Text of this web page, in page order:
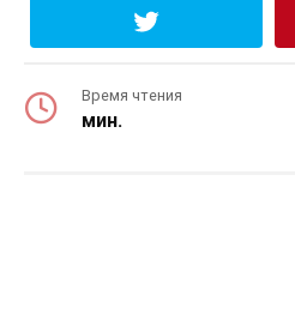
Время чтения
мин.